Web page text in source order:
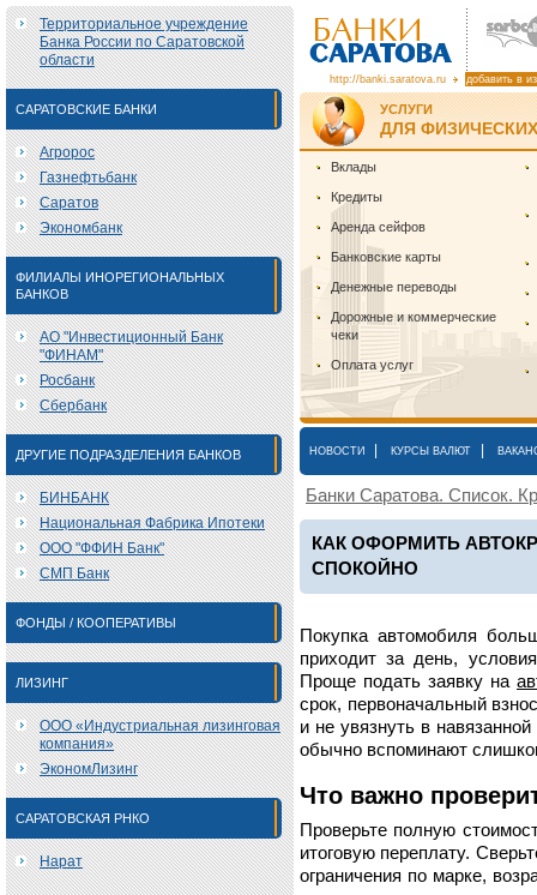
Территориальное учреждение
Банка России по Саратовской
области
САРАТОВСКИЕ БАНКИ
Агророс
Газнефтьбанк
Саратов
Экономбанк
ФИЛИАЛЫ ИНОРЕГИОНАЛЬНЫХ
БАНКОВ
АО "Инвестиционный Банк
"ФИНАМ"
Росбанк
Сбербанк
ДРУГИЕ ПОДРАЗДЕЛЕНИЯ БАНКОВ
БИНБАНК
Национальная Фабрика Ипотеки
ООО "ФФИН Банк"
СМП Банк
ФОНДЫ / КООПЕРАТИВЫ
ЛИЗИНГ
ООО «Индустриальная лизинговая
компания»
ЭкономЛизинг
САРАТОВСКАЯ РНКО
Нарат
http://banki.saratova.ru добавить в
УСЛУГИ
ДЛЯ
Вклады
Кредиты
Аренда сейфов
Банковские карты
Денежные переводы
Дорожные и коммерческие
чеки
Оплата услуг
НОВОСТИ КУРСЫ ВАЛЮТ
Банки Саратова. Список.
КАК ОФОРМИТЬ
СПОКОЙНО
Покупка автомобиля
приходит за день,
Проще подать заявку на
срок, первоначальный
и не увязнуть в
обычно вспоминают
Что важно
Проверьте полную
итоговую переплату.
ограничения по марке,